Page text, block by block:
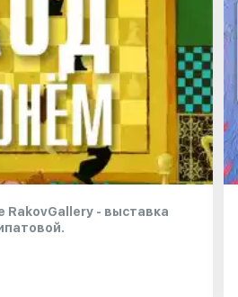
RakovGallery - выставка